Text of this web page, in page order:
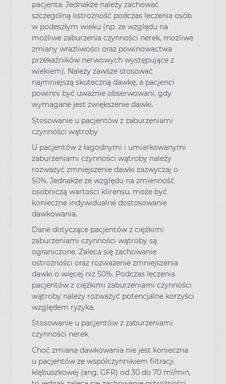
pacjenta. Jednakże należy zachować
szczególną ostrożność podczas leczenia osób
w podeszłym wieku (np. ze względu na
możliwe zaburzenia czynności nerek, możliwe
zmiany wrażliwości oraz powinowactwa
przekaźników nerwowych występujące z
wiekiem). Należy zawsze stosować
najmniejszą skuteczną dawkę, a pacjenci
powinni być uważnie obserwowani, gdy
wymagane jest zwiększenie dawki.
Stosowanie u pacjentów z zaburzeniami
czynności wątroby
U pacjentów z łagodnymi i umiarkowanymi
zaburzeniami czynności wątroby należy
rozważyć zmniejszenie dawki zazwyczaj o
50%. Jednakże ze względu na zmienność
osobniczą wartości klirensu, może być
konieczne indywidualne dostosowanie
dawkowania.
Dane dotyczące pacjentów z ciężkimi
zaburzeniami czynności wątroby są
ograniczone. Zaleca się zachowanie
ostrożności oraz rozważenie zmniejszenia
dawki o więcej niż 50%. Podczas leczenia
pacjentów z ciężkimi zaburzeniami czynności
wątroby należy rozważyć potencjalne korzyści
względem ryzyka.
Stosowanie u pacjentów z zaburzeniami
czynności nerek
Choć zmiana dawkowania nie jest konieczna
u pacjentów ze współczynnikiem filtracji
klębuszkowej (ang. GFR) od 30 do 70 ml/min,